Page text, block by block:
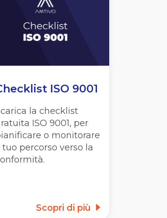
ISO 9001
la checklist
ISO 9001, per
o monitorare
tuo percorso verso la
Scopri di più